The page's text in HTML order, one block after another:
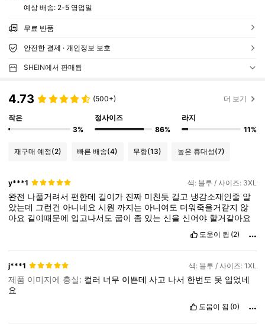
예상 배송: 2-5 영업일
무료 반품
안전한 결제 · 개인정보 보호
SHEIN에서 판매됨
4.73 (500+) 더 보기
작은
3%
정사이즈
86%
라지
11%
재구매 예정(2) 빠른 배송(4) 무향(13) 높은 휴대성(7)
y***1 색: 블루 / 사이즈: 3XL
완전 나풀거려서편한데 길이가 진짜 미친듯 길고 냉감소재인줄 알
았는데 그런건 아니네요시원 까지는 아니여도 더워죽을거같지 않
아요 길이때문에 입고나서도 굽이 좀 있는 신을 신어야 할거같아요
도움이 됨 (2)
j***1 색: 블루 / 사이즈: 1XL
제품 이미지에 충실: 컬러 너무 이쁜데사고 나서 한번도 못 입었네
요
도움이 됨 (0)